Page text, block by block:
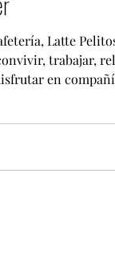
Latte
trabajar,
en
disfrutan de su café.